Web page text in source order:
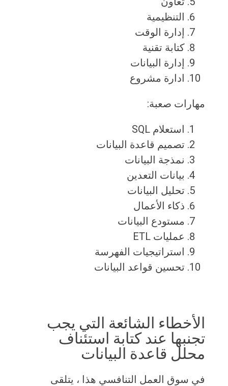
التنظيمية
إدارة الوقت
كتابة تقنية
إدارة البيانات
ادارة مشروع
مهارات صعبة:
استعلام SQL
تصميم قاعدة البيانات
نمذجة البيانات
بيانات التعدين
تحليل البيانات
ذكاء الأعمال
مستودع البيانات
عمليات ETL
استراتيجيات الفهرسة
تحسين قواعد البيانات
الأخطاء الشائعة التي يجب
تجنبها عند كتابة استئناف
محلل قاعدة البيانات
في سوق العمل التنافسي هذا ، يتلقى